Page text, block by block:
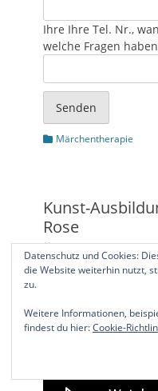
Ihre Ihre Tel. Nr.,
welche Fragen
Senden
Kategorien
Märchentherapie
Kunst-
Rose
Posted
on
5. Januar 2021
Datenschutz und Cookies:
die Website weiterhin nutzt,
zu.
Weitere Informationen,
findest du hier:Cookie-